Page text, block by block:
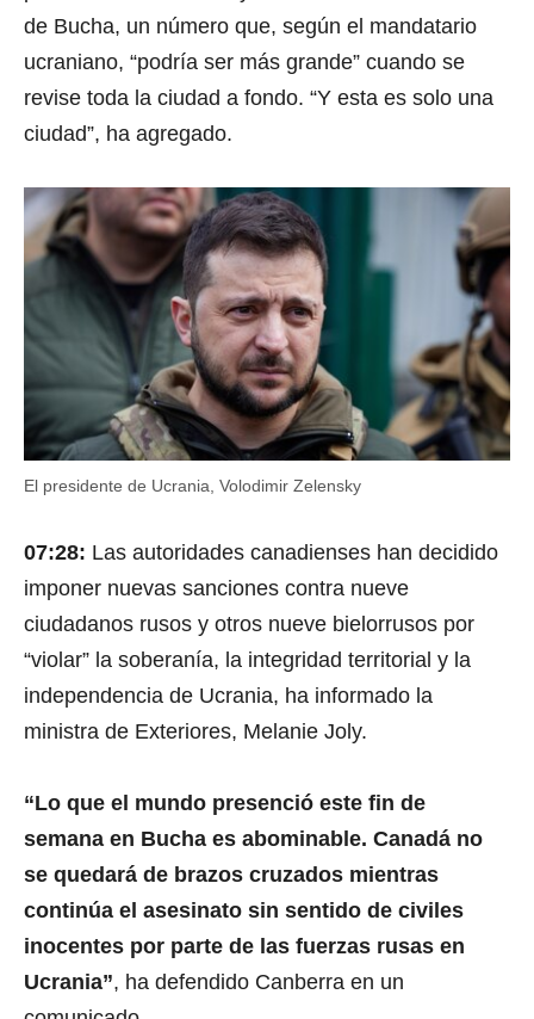
de Bucha, un número que, según el mandatario
ucraniano, “podría ser más grande” cuando se
revise toda la ciudad a fondo. “Y esta es solo una
ciudad”, ha agregado.
El presidente de Ucrania, Volodimir Zelensky
07:28: Las autoridades canadienses han decidido
imponer nuevas sanciones contra nueve
ciudadanos rusos y otros nueve bielorrusos por
“violar” la soberanía, la integridad territorial y la
independencia de Ucrania, ha informado la
ministra de Exteriores, Melanie Joly.
“Lo que el mundo presenció este fin de
semana en Bucha es abominable. Canadá no
se quedará de brazos cruzados mientras
continúa el asesinato sin sentido de civiles
inocentes por parte de las fuerzas rusas en
Ucrania”, ha defendido Canberra en un